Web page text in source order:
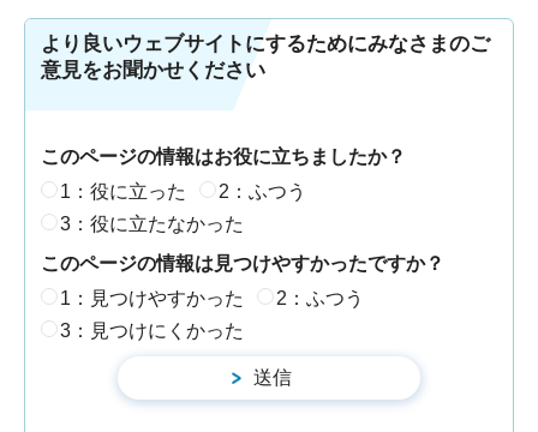
より良いウェブサイトにするためにみなさまのご
意見をお聞かせください
このページの情報はお役に立ちましたか？
1：役に立った
2：ふつう
3：役に立たなかった
このページの情報は見つけやすかったですか？
1：見つけやすかった
2：ふつう
3：見つけにくかった